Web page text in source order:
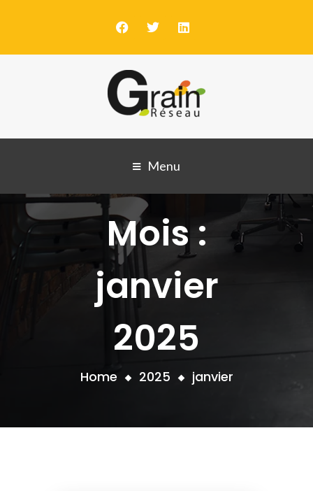
Menu
Mois :
janvier
2025
Home 2025 janvier